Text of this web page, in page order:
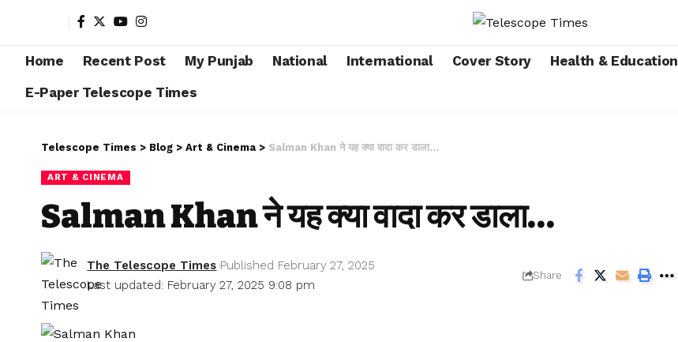
Home Recent Post My Punjab National International Cover Story Health & Education
E-Paper Telescope Times
Telescope Times > Blog > Art & Cinema > Salman Khan ने यह क्या वादा कर डाला…
ART & CINEMA
Salman Khan ने यह क्या वादा कर डाला…
Last updated: February 27, 2025 9:08 pm
The Telescope Times Published February 27, 2025
Share